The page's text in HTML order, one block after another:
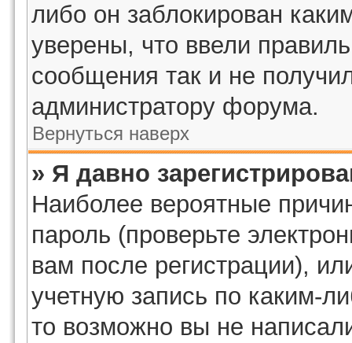
либо он заблокирован
уверены, что ввели
сообщения так и не
администратору форума.
Вернуться наверх
» Я давно
Наиболее вероятные
пароль (проверьте
вам после регистрации),
учетную запись по каким-
то возможно вы не